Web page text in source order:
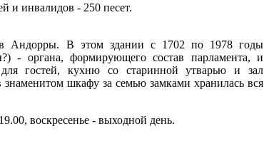
и инвалидов - 250 песет.
Андорры. В этом здании с 1702 по 1978 годы
- органа, формирующего состав парламента, и
гостей, кухню со старинной утварью и зал
знаменитом шкафу за семью замками хранилась вся
воскрeсeньe - выходной день.